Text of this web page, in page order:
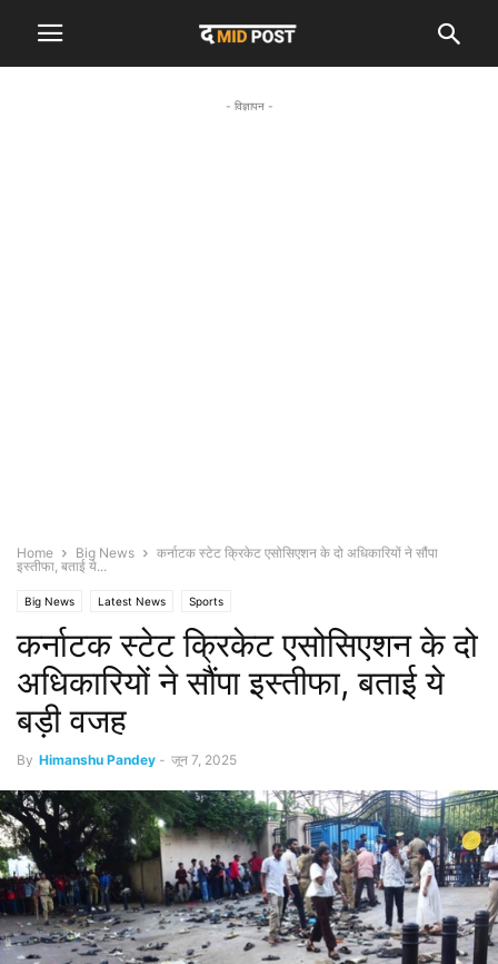
- विज्ञापन -
Home Big News
कर्नाटक स्टेट क्रिकेट एसोसिएशन के दो अधिकारियों ने सौंपा
इस्तीफा, बताई ये...
Big News Latest News Sports
कर्नाटक स्टेट क्रिकेट एसोसिएशन के दो
अधिकारियों ने सौंपा इस्तीफा, बताई ये
बड़ी वजह
By Himanshu Pandey - जून 7, 2025